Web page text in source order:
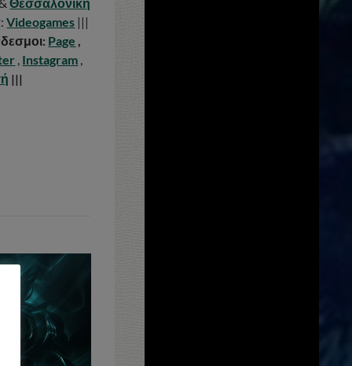
Θεσσαλονίκη
:Videogames |||
Page ,
, Instagram ,
|||